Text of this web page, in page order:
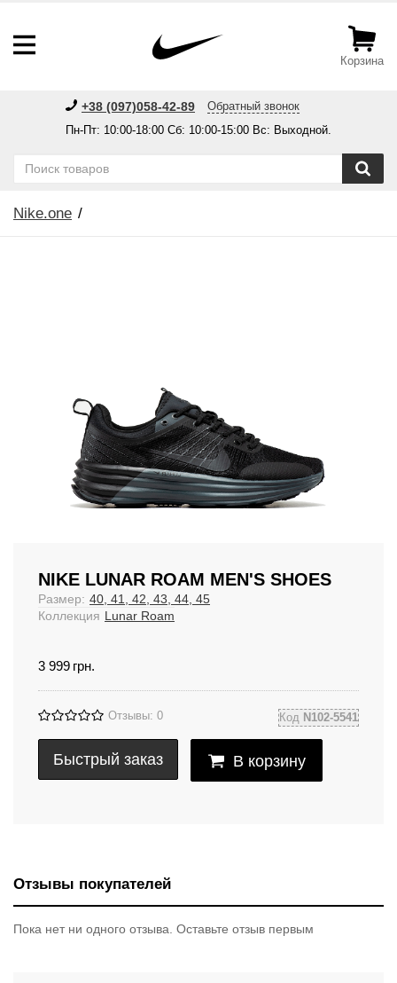
Корзина
+38 (097)058-42-89
Обратный звонок
Пн-Пт: 10:00-18:00 Сб: 10:00-15:00 Вс: Выходной.
Nike.one
NIKE LUNAR ROAM MEN'S SHOES
Размер: 40, 41, 42, 43, 44, 45
Коллекция Lunar Roam
3 999 грн.
Отзывы: 0 Код N102-5541
Быстрый заказ В корзину
Отзывы покупателей
Пока нет ни одного отзыва. Оставьте отзыв первым